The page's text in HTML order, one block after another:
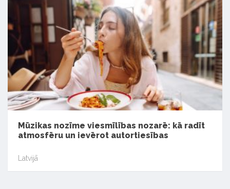
Mūzikas nozīme viesmīlības nozarē: kā radīt
atmosfēru un ievērot autortiesības
Latvijā